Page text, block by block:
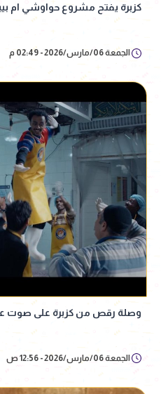
كزبرة يفتح مشروع حواوشي ام
الجمعة 06/مارس/2026 - 02:49 م
وصلة رقص من كزبرة على صوت
الجمعة 06/مارس/2026 - 12:56 ص